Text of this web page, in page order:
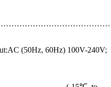
(50Hz, 60Hz) 100V-240V;